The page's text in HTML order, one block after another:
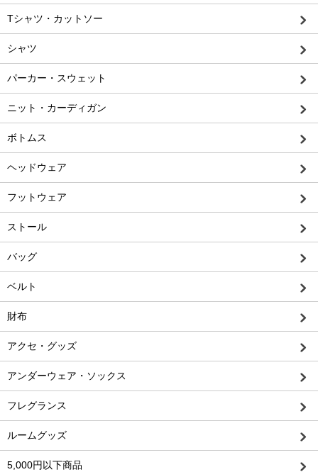
Tシャツ・カットソー
シャツ
パーカー・スウェット
ニット・カーディガン
ボトムス
ヘッドウェア
フットウェア
ストール
バッグ
ベルト
財布
アクセ・グッズ
アンダーウェア・ソックス
フレグランス
ルームグッズ
5,000円以下商品